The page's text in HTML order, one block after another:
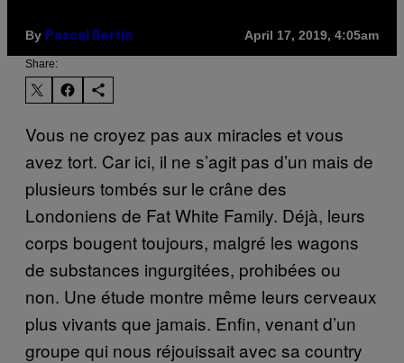
By Pascal Bertin April 17, 2019, 4:05am
Share:
Vous ne croyez pas aux miracles et vous
avez tort. Car ici, il ne s’agit pas d’un mais de
plusieurs tombés sur le crâne des
Londoniens de Fat White Family. Déjà, leurs
corps bougent toujours, malgré les wagons
de substances ingurgitées, prohibées ou
non. Une étude montre même leurs cerveaux
plus vivants que jamais. Enfin, venant d’un
groupe qui nous réjouissait avec sa country